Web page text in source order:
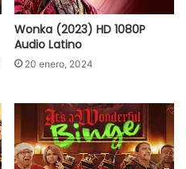
Wonka (2023) HD 1080P
Audio Latino
20 enero, 2024